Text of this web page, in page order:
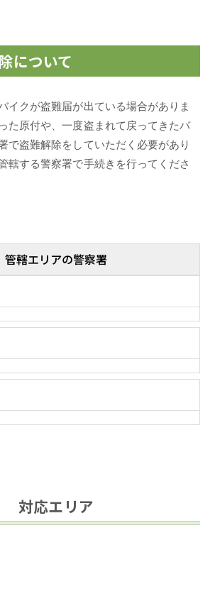
について
イクが盗難届が出ている場合がありま
た原付や、一度盗まれて戻ってきたバ
で盗難解除をしていただく必要があり
轄する警察署で手続きを行ってくださ
管轄エリアの警察署
対応エリア